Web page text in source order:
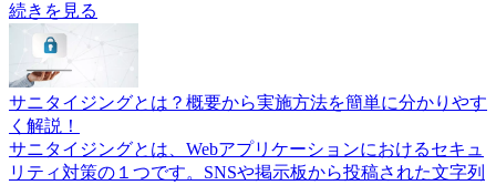
続きを見る
サニタイジングとは？概要から実施方法を簡単に分かりやす
く解説！
サニタイジングとは、Webアプリケーションにおけるセキュ
リティ対策の１つです。SNSや掲示板から投稿された文字列